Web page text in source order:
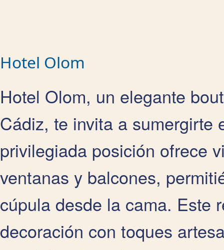
Hotel Olom
Hotel Olom, un elegante
Cádiz, te invita a sumergirte
privilegiada posición ofrece
ventanas y balcones,
cúpula desde la cama. Este
decoración con toques